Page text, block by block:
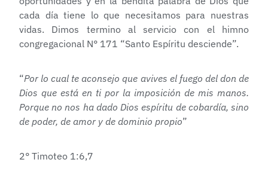
cada día tiene lo que necesitamos para nuestras
vidas. Dimos termino al servicio con el himno
congregacional N° 171 “Santo Espíritu desciende”.
“Por lo cual te aconsejo que avives el fuego del don de
Dios que está en ti por la imposición de mis manos.
Porque no nos ha dado Dios espíritu de cobardía, sino
de poder, de amor y de dominio propio”
2° Timoteo 1:6,7